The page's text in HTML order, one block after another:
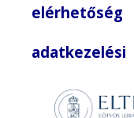
elérhetőség